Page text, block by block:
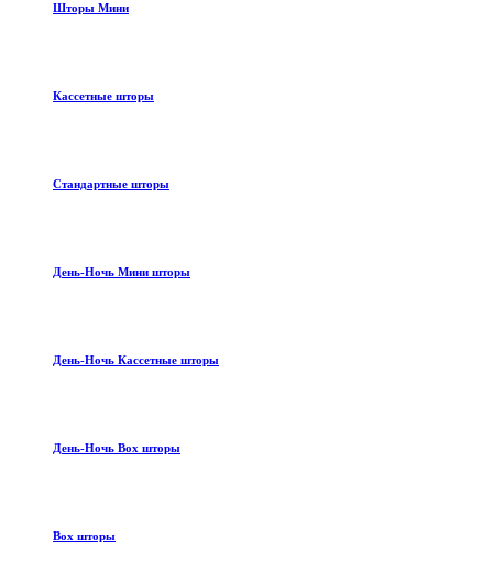
Шторы Мини
Кассетные шторы
Стандартные шторы
День-Ночь Мини шторы
День-Ночь Кассетные шторы
День-Ночь Box шторы
Box шторы